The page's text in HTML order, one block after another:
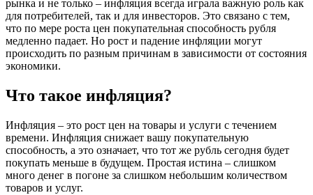
рынка и не только – инфляция всегда играла важную роль как
для потребителей, так и для инвесторов. Это связано с тем,
что по мере роста цен покупательная способность рубля
медленно падает. Но рост и падение инфляции могут
происходить по разным причинам в зависимости от состояния
экономики.
Что такое инфляция?
Инфляция – это рост цен на товары и услуги с течением
времени. Инфляция снижает вашу покупательную
способность, а это означает, что тот же рубль сегодня будет
покупать меньше в будущем. Простая истина – слишком
много денег в погоне за слишком небольшим количеством
товаров и услуг.